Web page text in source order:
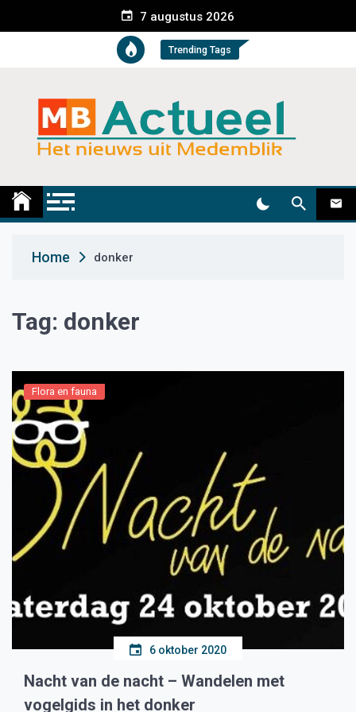
e
t
7 augustus 2026
Trending Tags
Medemblik Actueel
Home donker
Tag: donker
Flora en fauna
6 oktober 2020
Nacht van de nacht – Wandelen met
vogelgids in het donker